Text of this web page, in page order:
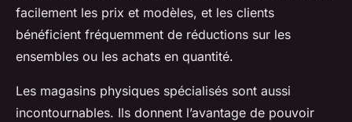
facilement les prix et modèles, et les clients
bénéficient fréquemment de réductions sur les
ensembles ou les achats en quantité.
Les magasins physiques spécialisés sont aussi
incontournables. Ils donnent l’avantage de pouvoir